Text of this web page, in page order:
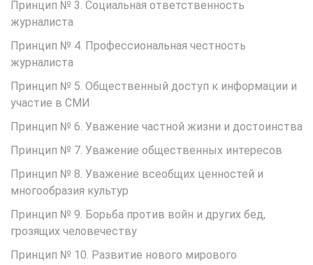
Принцип № 3. Социальная ответственность
журналиста
Принцип № 4. Профессиональная честность
журналиста
Принцип № 5. Общественный доступ к информации и
участие в СМИ
Принцип № 6. Уважение частной жизни и достоинства
Принцип № 7. Уважение общественных интересов
Принцип № 8. Уважение всеобщих ценностей и
многообразия культур
Принцип № 9. Борьба против войн и других бед,
грозящих человечеству
Принцип № 10. Развитие нового мирового